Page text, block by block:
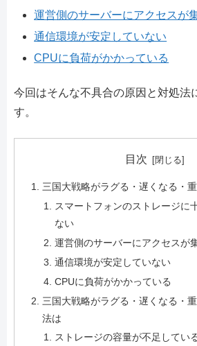
運営側のサーバーにアクセスが
通信環境が安定していない
CPUに負荷がかかっている
今回はそんな不具合の原因と対処法
す。
目次
三国大戦略がラグる・遅くなる・
スマートフォンのストレージに
ない
運営側のサーバーにアクセスが
通信環境が安定していない
CPUに負荷がかかっている
三国大戦略がラグる・遅くなる・
法は
ストレージの容量が不足してい